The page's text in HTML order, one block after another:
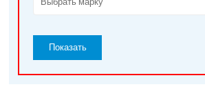
Показать